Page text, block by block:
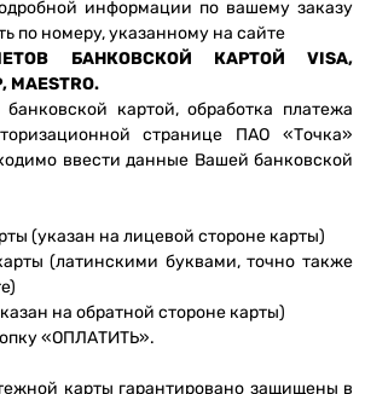
информации по вашему заказу
по номеру, указанному на сайте
БАНКОВСКОЙ КАРТОЙ VISA,
MAESTRO.
картой, обработка платежа
странице ПАО «Точка»
ввести данные Вашей банковской
(указан на лицевой стороне карты)
(латинскими буквами, точно также
на обратной стороне карты)
«ОПЛАТИТЬ».
карты гарантировано защищены в